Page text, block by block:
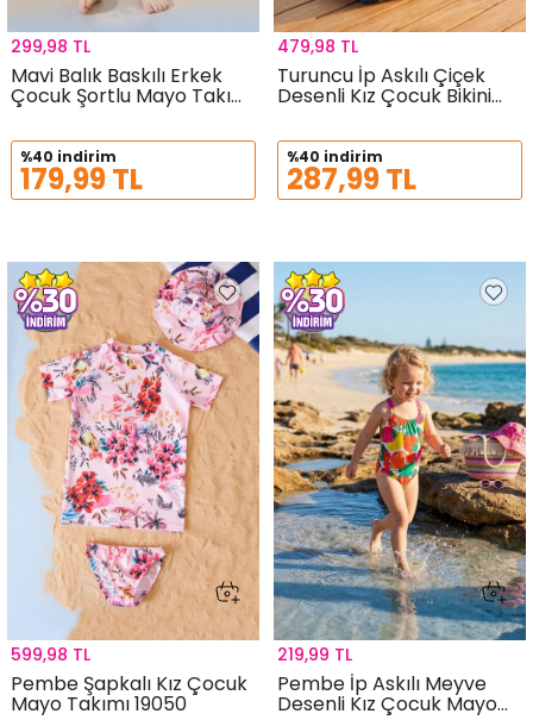
Mavi Balık Baskılı Erkek
Çocuk Şortlu Mayo Takımı
19035
299,98 TL
%40 indirim
179,99 TL
Turuncu İp Askılı Çiçek
Desenli Kız Çocuk Bikini
479,98 TL
%40 indirim
287,99 TL
Pembe Şapkalı Kız Çocuk
Mayo Takımı 19050
599,98 TL
Pembe İp Askılı Meyve
Desenli Kız Çocuk Mayo
219,99 TL